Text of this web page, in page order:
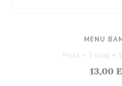
MENU
Pizza + 1 sirop +
13,00